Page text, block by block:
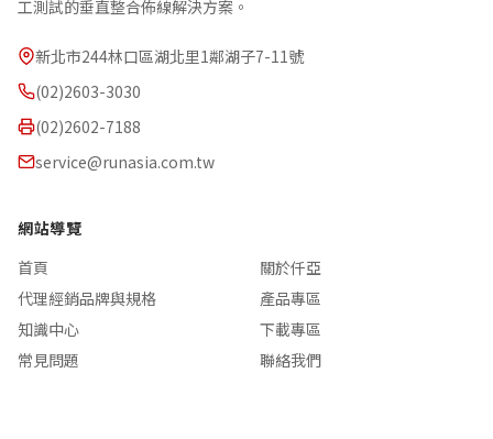
工測試的垂直整合佈線解決方案。
新北市244林口區湖北里1鄰湖子7-11號
(02)2603-3030
(02)2602-7188
service@runasia.com.tw
網站導覽
首頁
關於仟亞
代理經銷品牌與規格
產品專區
知識中心
下載專區
常見問題
聯絡我們